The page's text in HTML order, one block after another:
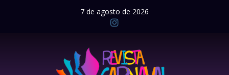
7 de agosto de 2026